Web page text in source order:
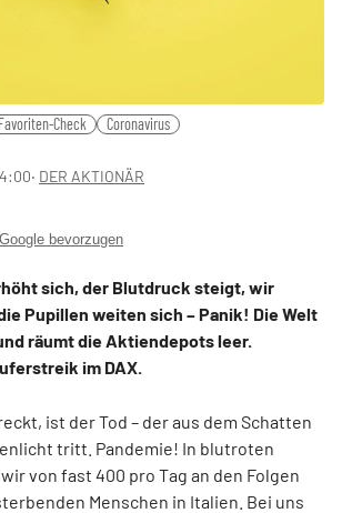
Favoriten-Check Coronavirus
‧ DER AKTIONÄR
bevorzugen
sich, der Blutdruck steigt, wir
Pupillen weiten sich – Panik! Die Welt
räumt die Aktiendepots leer.
im DAX.
ist der Tod – der aus dem Schatten
tritt. Pandemie! In blutroten
von fast 400 pro Tag an den Folgen
Menschen in Italien. Bei uns